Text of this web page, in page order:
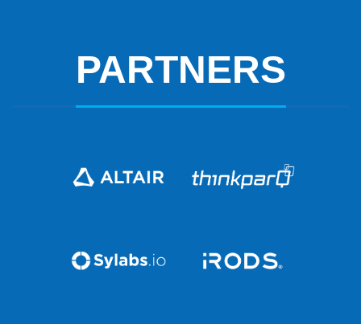
PARTNERS